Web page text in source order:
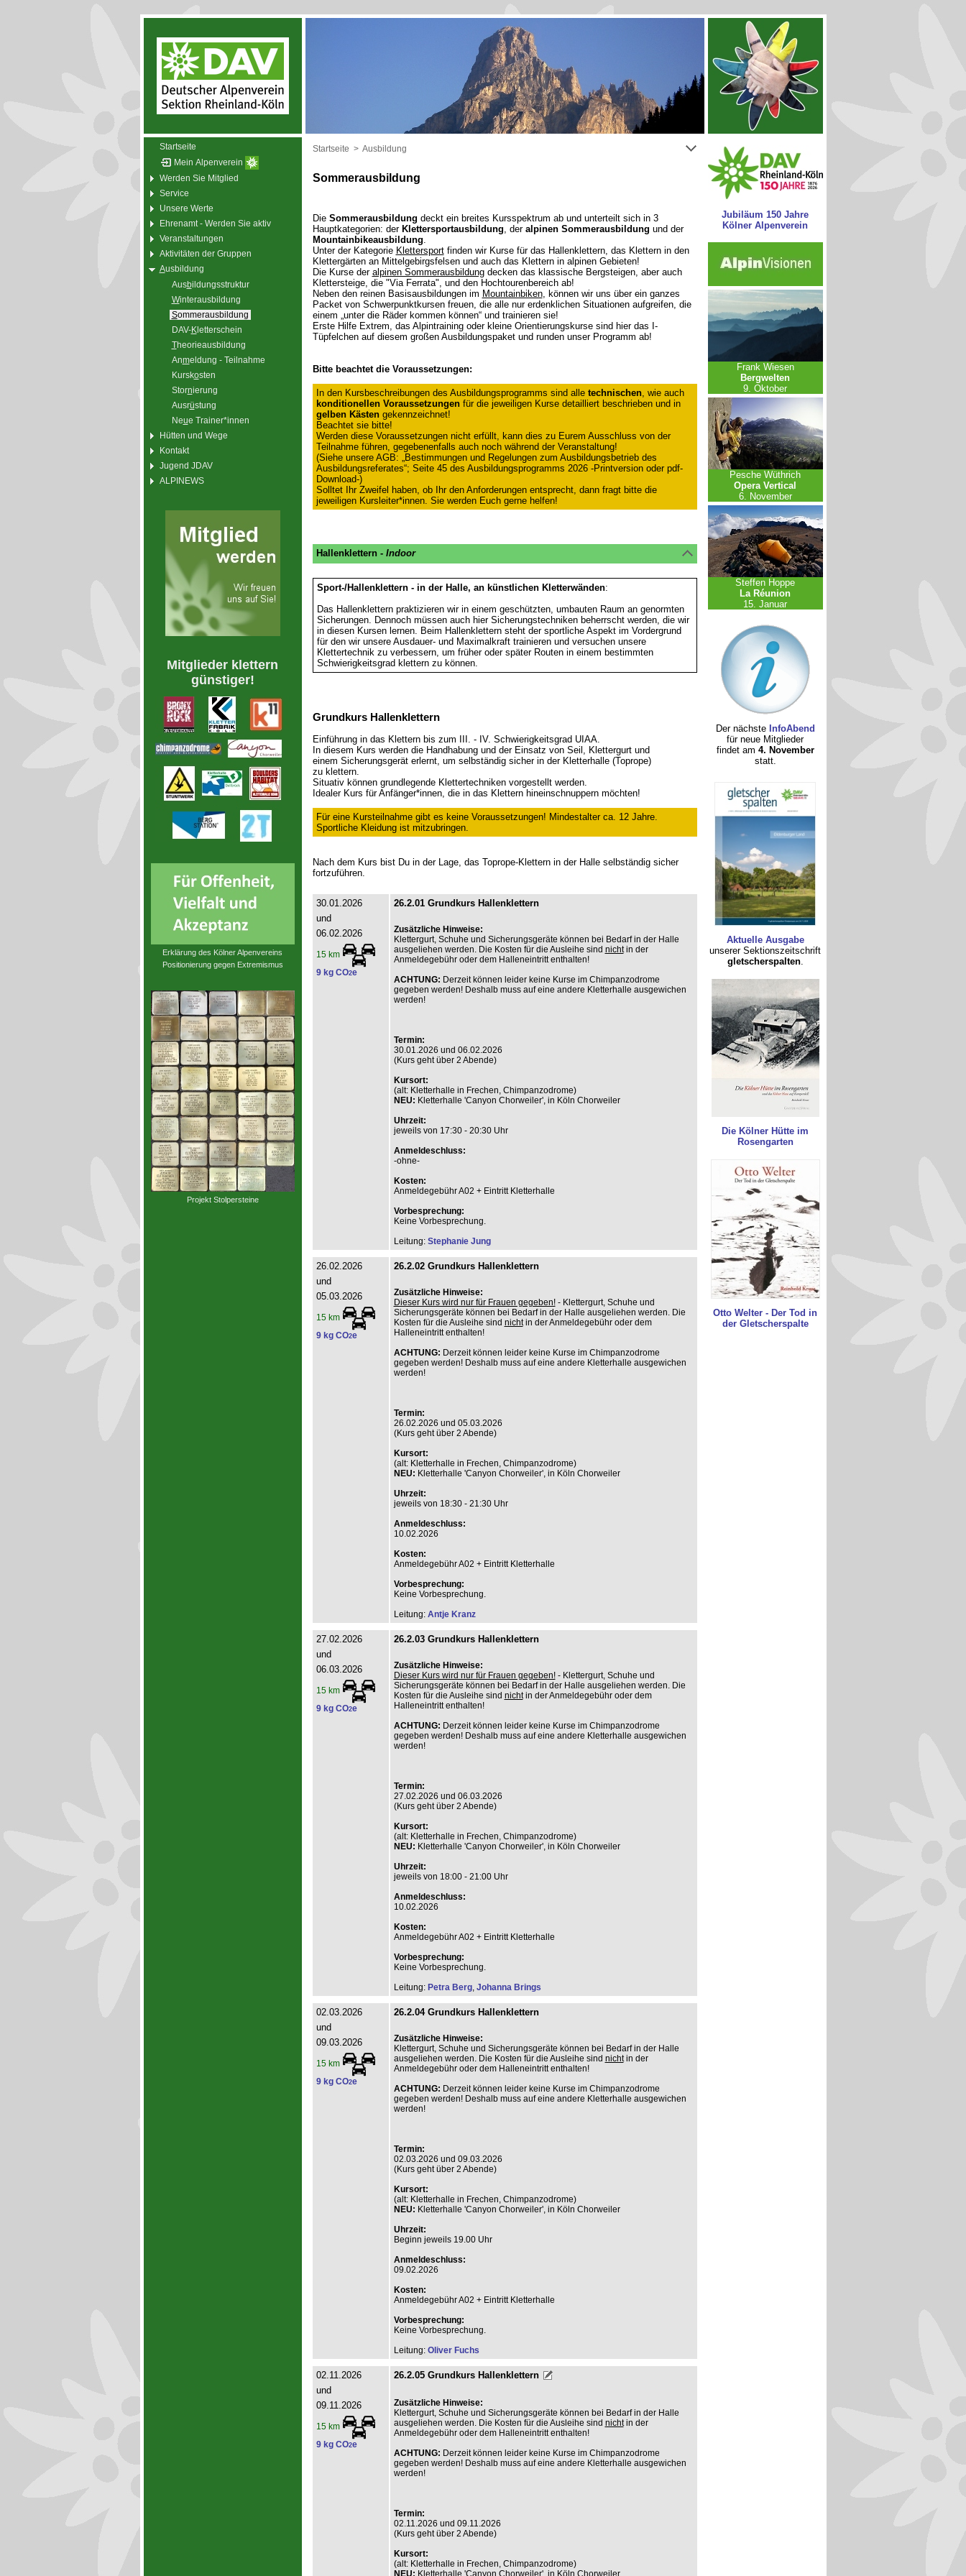
Startseite
Mein Alpenverein
Werden Sie Mitglied
Service
Unsere Werte
Ehrenamt - Werden Sie aktiv
Veranstaltungen
Aktivitäten der Gruppen
Ausbildung
Ausbildungsstruktur
Winterausbildung
Sommerausbildung
DAV-Kletterschein
Theorieausbildung
Anmeldung - Teilnahme
Kurskosten
Stornierung
Ausrüstung
Neue Trainer*innen
Hütten und Wege
Kontakt
Jugend JDAV
ALPINEWS
Mitglieder klettern
günstiger!
Erklärung des Kölner Alpenvereins
Positionierung gegen Extremismus
Projekt Stolpersteine
Startseite > Ausbildung
Sommerausbildung
Die Sommerausbildung deckt ein breites Kursspektrum ab und unterteilt sich in 3
Hauptkategorien: der Klettersportausbildung, der alpinen Sommerausbildung und der
Mountainbikeausbildung.
Unter der Kategorie Klettersportfinden wir Kurse für das Hallenklettern, das Klettern in den
Klettergärten an Mittelgebirgsfelsen und auch das Klettern in alpinen Gebieten!
Die Kurse der alpinen Sommerausbildungdecken das klassische Bergsteigen, aber auch
Klettersteige, die "Via Ferrata", und den Hochtourenbereich ab!
Neben den reinen Basisausbildungen im Mountainbiken, können wir uns über ein ganzes
Packet von Schwerpunktkursen freuen, die alle nur erdenklichen Situationen aufgreifen, die
einem „unter die Räder kommen können“ und trainieren sie!
Erste Hilfe Extrem, das Alpintraining oder kleine Orientierungskurse sind hier das I-
Tüpfelchen auf diesem großen Ausbildungspaket und runden unser Programm ab!
Bitte beachtet die Voraussetzungen:
In den Kursbeschreibungen des Ausbildungsprogramms sind alle technischen, wie auch
konditionellen Voraussetzungenfür die jeweiligen Kurse detailliert beschrieben und in
gelben Kästengekennzeichnet!
Beachtet sie bitte!
Werden diese Voraussetzungen nicht erfüllt, kann dies zu Eurem Ausschluss von der
Teilnahme führen, gegebenenfalls auch noch während der Veranstaltung!
(Siehe unsere AGB: „Bestimmungen und Regelungen zum Ausbildungsbetrieb des
Ausbildungsreferates“; Seite 45 des Ausbildungsprogramms 2026 -Printversion oder pdf-
Download-)
Solltet Ihr Zweifel haben, ob Ihr den Anforderungen entsprecht, dann fragt bitte die
jeweiligen Kursleiter*innen. Sie werden Euch gerne helfen!
Hallenklettern - Indoor
Sport-/Hallenklettern - in der Halle, an künstlichen Kletterwänden:
Das Hallenklettern praktizieren wir in einem geschützten, umbauten Raum an genormten
Sicherungen. Dennoch müssen auch hier Sicherungstechniken beherrscht werden, die wir
in diesen Kursen lernen. Beim Hallenklettern steht der sportliche Aspekt im Vordergrund
für den wir unsere Ausdauer- und Maximalkraft trainieren und versuchen unsere
Klettertechnik zu verbessern, um früher oder später Routen in einem bestimmten
Schwierigkeitsgrad klettern zu können.
Grundkurs Hallenklettern
Einführung in das Klettern bis zum III. - IV. Schwierigkeitsgrad UIAA.
In diesem Kurs werden die Handhabung und der Einsatz von Seil, Klettergurt und
einem Sicherungsgerät erlernt, um selbständig sicher in der Kletterhalle (Toprope)
zu klettern.
Situativ können grundlegende Klettertechniken vorgestellt werden.
Idealer Kurs für Anfänger*innen, die in das Klettern hineinschnuppern möchten!
Für eine Kursteilnahme gibt es keine Voraussetzungen! Mindestalter ca. 12 Jahre.
Sportliche Kleidung ist mitzubringen.
Nach dem Kurs bist Du in der Lage, das Toprope-Klettern in der Halle selbständig sicher
fortzuführen.
30.01.2026
und
06.02.2026
15 km
9 kg CO2e
26.2.01 Grundkurs Hallenklettern
Zusätzliche Hinweise:
Klettergurt, Schuhe und Sicherungsgeräte können bei Bedarf in der Halle
ausgeliehen werden. Die Kosten für die Ausleihe sind nichtin der
Anmeldegebühr oder dem Halleneintritt enthalten!
ACHTUNG: Derzeit können leider keine Kurse im Chimpanzodrome
gegeben werden! Deshalb muss auf eine andere Kletterhalle ausgewichen
werden!
Termin:
30.01.2026 und 06.02.2026
(Kurs geht über 2 Abende)
Kursort:
(alt: Kletterhalle in Frechen, Chimpanzodrome)
NEU: Kletterhalle 'Canyon Chorweiler', in Köln Chorweiler
Uhrzeit:
jeweils von 17:30 - 20:30 Uhr
Anmeldeschluss:
-ohne-
Kosten:
Anmeldegebühr A02 + Eintritt Kletterhalle
Vorbesprechung:
Keine Vorbesprechung.
Leitung: Stephanie Jung
26.02.2026
und
05.03.2026
15 km
9 kg CO2e
26.2.02 Grundkurs Hallenklettern
Zusätzliche Hinweise:
Dieser Kurs wird nur für Frauen gegeben!- Klettergurt, Schuhe und
Sicherungsgeräte können bei Bedarf in der Halle ausgeliehen werden. Die
Kosten für die Ausleihe sind nichtin der Anmeldegebühr oder dem
Halleneintritt enthalten!
ACHTUNG: Derzeit können leider keine Kurse im Chimpanzodrome
gegeben werden! Deshalb muss auf eine andere Kletterhalle ausgewichen
werden!
Termin:
26.02.2026 und 05.03.2026
(Kurs geht über 2 Abende)
Kursort:
(alt: Kletterhalle in Frechen, Chimpanzodrome)
NEU: Kletterhalle 'Canyon Chorweiler', in Köln Chorweiler
Uhrzeit:
jeweils von 18:30 - 21:30 Uhr
Anmeldeschluss:
10.02.2026
Kosten:
Anmeldegebühr A02 + Eintritt Kletterhalle
Vorbesprechung:
Keine Vorbesprechung.
Leitung: Antje Kranz
27.02.2026
und
06.03.2026
15 km
9 kg CO2e
26.2.03 Grundkurs Hallenklettern
Zusätzliche Hinweise:
Dieser Kurs wird nur für Frauen gegeben!- Klettergurt, Schuhe und
Sicherungsgeräte können bei Bedarf in der Halle ausgeliehen werden. Die
Kosten für die Ausleihe sind nichtin der Anmeldegebühr oder dem
Halleneintritt enthalten!
ACHTUNG: Derzeit können leider keine Kurse im Chimpanzodrome
gegeben werden! Deshalb muss auf eine andere Kletterhalle ausgewichen
werden!
Termin:
27.02.2026 und 06.03.2026
(Kurs geht über 2 Abende)
Kursort:
(alt: Kletterhalle in Frechen, Chimpanzodrome)
NEU: Kletterhalle 'Canyon Chorweiler', in Köln Chorweiler
Uhrzeit:
jeweils von 18:00 - 21:00 Uhr
Anmeldeschluss:
10.02.2026
Kosten:
Anmeldegebühr A02 + Eintritt Kletterhalle
Vorbesprechung:
Keine Vorbesprechung.
Leitung: Petra Berg, Johanna Brings
02.03.2026
und
09.03.2026
15 km
9 kg CO2e
26.2.04 Grundkurs Hallenklettern
Zusätzliche Hinweise:
Klettergurt, Schuhe und Sicherungsgeräte können bei Bedarf in der Halle
ausgeliehen werden. Die Kosten für die Ausleihe sind nichtin der
Anmeldegebühr oder dem Halleneintritt enthalten!
ACHTUNG: Derzeit können leider keine Kurse im Chimpanzodrome
gegeben werden! Deshalb muss auf eine andere Kletterhalle ausgewichen
werden!
Termin:
02.03.2026 und 09.03.2026
(Kurs geht über 2 Abende)
Kursort:
(alt: Kletterhalle in Frechen, Chimpanzodrome)
NEU: Kletterhalle 'Canyon Chorweiler', in Köln Chorweiler
Uhrzeit:
Beginn jeweils 19.00 Uhr
Anmeldeschluss:
09.02.2026
Kosten:
Anmeldegebühr A02 + Eintritt Kletterhalle
Vorbesprechung:
Keine Vorbesprechung.
Leitung: Oliver Fuchs
02.11.2026
und
09.11.2026
15 km
9 kg CO2e
26.2.05 Grundkurs Hallenklettern
Zusätzliche Hinweise:
Klettergurt, Schuhe und Sicherungsgeräte können bei Bedarf in der Halle
ausgeliehen werden. Die Kosten für die Ausleihe sind nichtin der
Anmeldegebühr oder dem Halleneintritt enthalten!
ACHTUNG: Derzeit können leider keine Kurse im Chimpanzodrome
gegeben werden! Deshalb muss auf eine andere Kletterhalle ausgewichen
werden!
Termin:
02.11.2026 und 09.11.2026
(Kurs geht über 2 Abende)
Kursort:
(alt: Kletterhalle in Frechen, Chimpanzodrome)
NEU: Kletterhalle 'Canyon Chorweiler', in Köln Chorweiler
Jubiläum 150 Jahre
Kölner Alpenverein
Frank Wiesen
Bergwelten
9. Oktober
Pesche Wüthrich
Opera Vertical
6. November
Steffen Hoppe
La Réunion
15. Januar
Der nächste InfoAbend
für neue Mitglieder
findet am 4. November
statt.
Aktuelle Ausgabe
unserer Sektionszeitschrift
gletscherspalten.
Die Kölner Hütte im
Rosengarten
Otto Welter - Der Tod in
der Gletscherspalte